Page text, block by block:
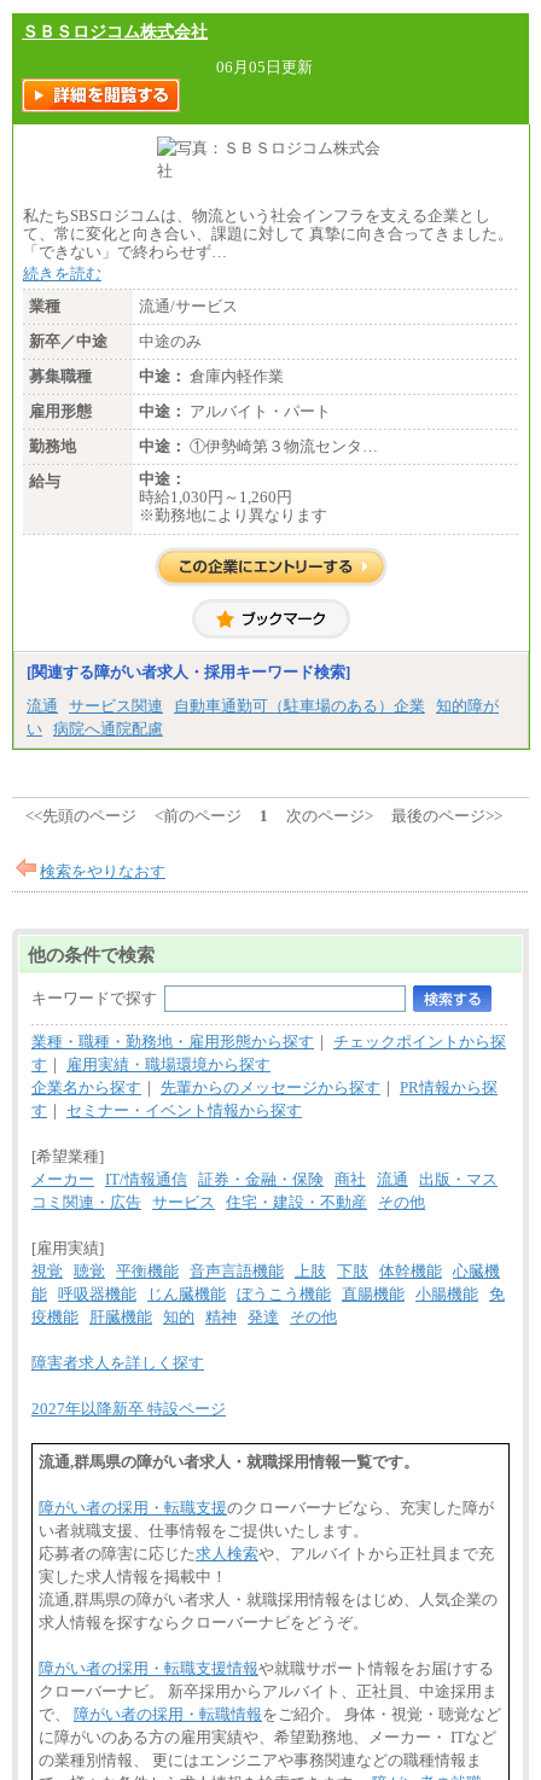
ＳＢＳロジコム株式会社
06月05日更新
私たちSBSロジコムは、物流という社会インフラを支える企業とし
て、常に変化と向き合い、課題に対して 真摯に向き合ってきました。
「できない」で終わらせず…
続きを読む
業種
流通/サービス
新卒／中途
中途のみ
募集職種
中途： 倉庫内軽作業
雇用形態
中途： アルバイト・パート
勤務地
中途： ①伊勢崎第３物流センタ…
給与
中途：
時給1,030円～1,260円
※勤務地により異なります
[関連する障がい者求人・採用キーワード検索]
流通
サービス関連 自動車通勤可（駐車場のある）企業
知的障が
い 病院へ通院配慮
<<先頭のページ <前のページ 1 次のページ> 最後のページ>>
検索をやりなおす
他の条件で検索
キーワードで探す
業種・職種・勤務地・雇用形態から探す ｜ チェックポイントから探
す ｜
雇用実績・職場環境から探す
企業名から探す ｜ 先輩からのメッセージから探す ｜ PR情報から探
す ｜ セミナー・イベント情報から探す
[希望業種]
メーカー
IT/情報通信 証券・金融・保険 商社 流通
出版・マス
コミ関連・広告 サービス 住宅・建設・不動産 その他
[雇用実績]
視覚
聴覚 平衡機能 音声言語機能 上肢 下肢 体幹機能 心臓機
能 呼吸器機能 じん臓機能 ぼうこう機能 直腸機能 小腸機能 免
疫機能
肝臓機能 知的 精神 発達 その他
障害者求人を詳しく探す
2027年以降新卒 特設ページ
流通,群馬県の障がい者求人・就職採用情報一覧です。
障がい者の採用・転職支援のクローバーナビなら、充実した障が
い者就職支援、仕事情報をご提供いたします。
応募者の障害に応じた求人検索や、アルバイトから正社員まで充
実した求人情報を掲載中！
流通,群馬県の障がい者求人・就職採用情報をはじめ、人気企業の
求人情報を探すならクローバーナビをどうぞ。
障がい者の採用・転職支援情報や就職サポート情報をお届けする
クローバーナビ。 新卒採用からアルバイト、正社員、中途採用ま
で、 障がい者の採用・転職情報をご紹介。 身体・視覚・聴覚など
に障がいのある方の雇用実績や、希望勤務地、メーカー・ ITなど
の業種別情報、 更にはエンジニアや事務関連などの職種情報ま